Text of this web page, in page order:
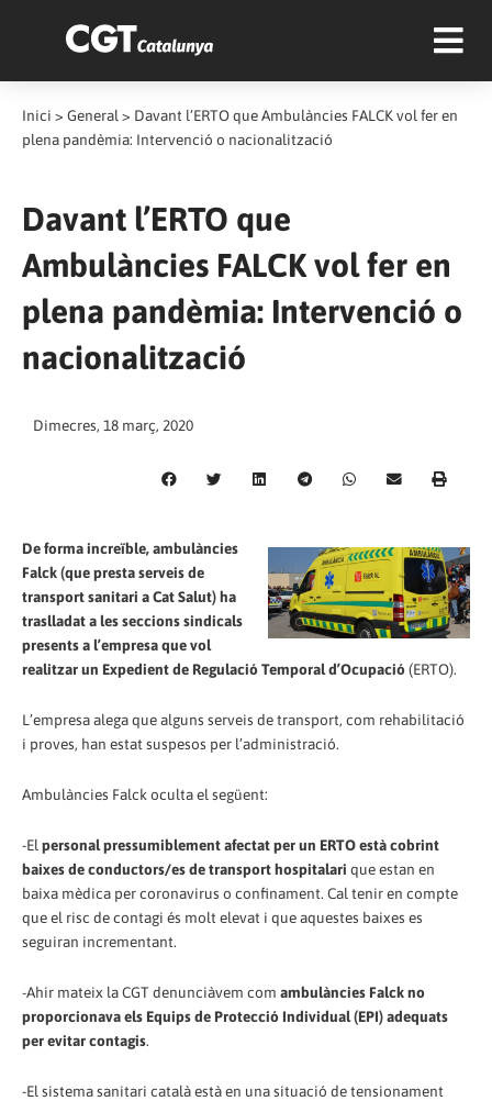
Inici > General > Davant l’ERTO que Ambulàncies FALCK vol fer en
plena pandèmia: Intervenció o nacionalització
Davant l’ERTO que
Ambulàncies FALCK vol fer en
plena pandèmia: Intervenció o
nacionalització
Dimecres, 18 març, 2020
De forma increïble, ambulàncies
Falck (que presta serveis de
transport sanitari a Cat Salut) ha
traslladat a les seccions sindicals
presents a l’empresa que vol
realitzar un Expedient de Regulació Temporal d’Ocupació(ERTO).
L’empresa alega que alguns serveis de transport, com rehabilitació
i proves, han estat suspesos per l’administració.
Ambulàncies Falck oculta el següent:
-El personal pressumiblement afectat per un ERTO està cobrint
baixes de conductors/es de transport hospitalari que estan en
baixa mèdica per coronavirus o confinament. Cal tenir en compte
que el risc de contagi és molt elevat i que aquestes baixes es
seguiran incrementant.
-Ahir mateix la CGT denunciàvem com ambulàncies Falck no
proporcionava els Equips de Protecció Individual (EPI) adequats
per evitar contagis.
-El sistema sanitari català està en una situació de tensionament